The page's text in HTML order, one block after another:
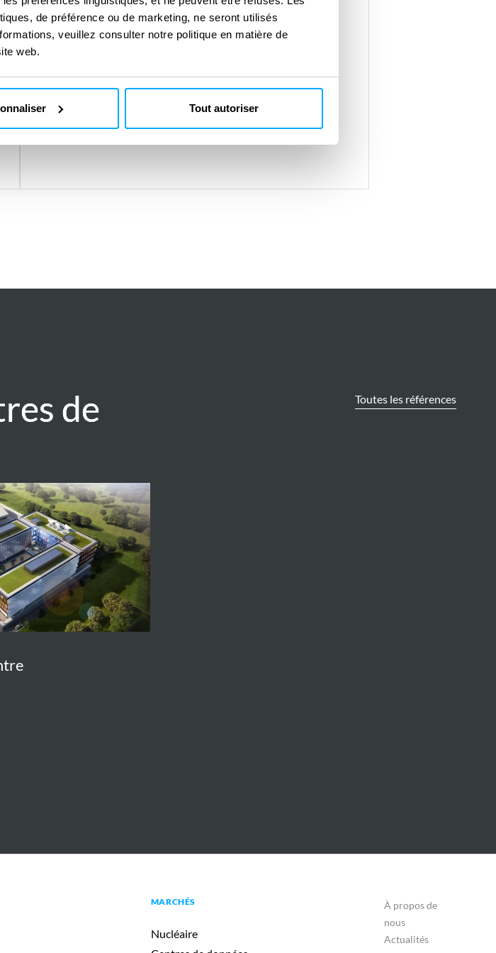
de préférence ou de marketing, ne seront utilisés
veuillez consulter notre politique en matière de
web.
Tout autoriser
maintenance à long terme
Planification avancée de l’atténuation des risques
de
de
Toutes les références
MARCHÉS
Nucléaire
À propos de
nous
Actualités